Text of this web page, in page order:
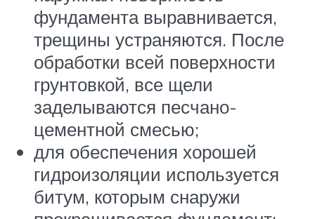
фундамента выравнивается,
трещины устраняются. После
обработки всей поверхности
грунтовкой, все щели
заделываются песчано-
цементной смесью;
для обеспечения хорошей
гидроизоляции используется
битум, которым снаружи